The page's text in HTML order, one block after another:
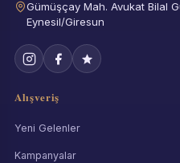
Gümüşçay Mah. Avukat Bilal
Eynesil/Giresun
Alışveriş
Yeni Gelenler
Kampanyalar